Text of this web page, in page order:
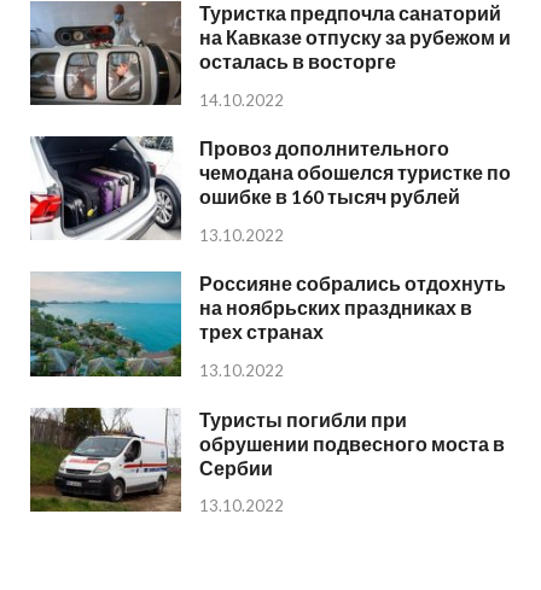
Туристка предпочла санаторий
на Кавказе отпуску за рубежом и
осталась в восторге
14.10.2022
Провоз дополнительного
чемодана обошелся туристке по
ошибке в 160 тысяч рублей
13.10.2022
Россияне собрались отдохнуть
на ноябрьских праздниках в
трех странах
13.10.2022
Туристы погибли при
обрушении подвесного моста в
Сербии
13.10.2022